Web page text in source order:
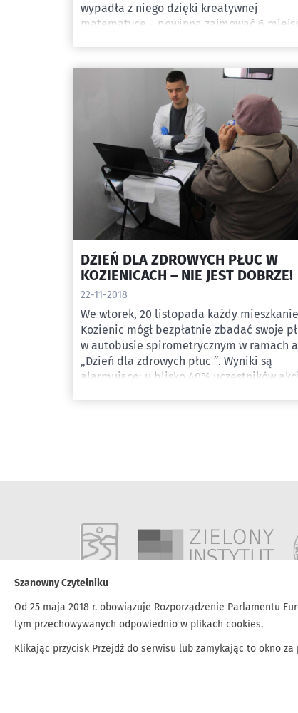
wypadła z niego dzięki kreatywnej
matematyce – powinna zajmować 6
DZIEŃ DLA ZDROWYCH PŁUC W
KOZIENICACH – NIE JEST DOBRZE!
22-11-2018
We wtorek, 20 listopada każdy
Kozienic mógł bezpłatnie zbadać swoje
w autobusie spirometrycznym w ramach
„Dzień dla zdrowych płuc ”. Wyniki są
alarmujące: u blisko 40% uczestników
podejrzewa się lub już zdiagnozowano
Szanowny Czytelniku
Od 25 maja 2018 r. obowiązuje Rozporządzenie Parlamentu
tym przechowywanych odpowiednio w plikach cookies.
Klikając przycisk Przejdź do serwisu lub zamykając to okno